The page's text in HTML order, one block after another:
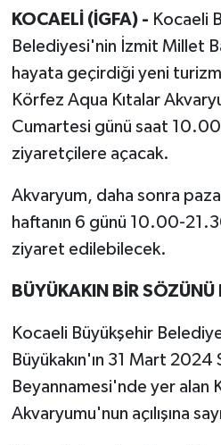
KOCAELİ (İGFA) - Kocaeli
Belediyesi'nin İzmit Millet
hayata geçirdiği yeni turizm
Körfez Aqua Kıtalar
Cumartesi günü saat
ziyaretçilere açacak.
Akvaryum, daha sonra
haftanın 6 günü 10.00-
ziyaret edilebilecek.
BÜYÜKAKIN BİR
Kocaeli Büyükşehir
Büyükakın'ın 31 Mart 2024
Beyannamesi'nde yer alan
Akvaryumu'nun açılışına